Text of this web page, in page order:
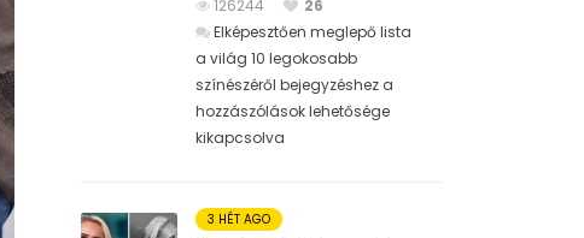
126244
26
Elképesztően meglepő lista
a világ 10 legokosabb
színészéről bejegyzéshez a
hozzászólások lehetősége
kikapcsolva
3 HÉT AGO